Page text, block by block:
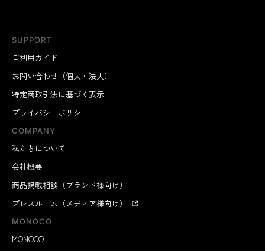
SUPPORT
ご利用ガイド
お問い合わせ（個人・法人）
特定商取引法に基づく表示
プライバシーポリシー
COMPANY
私たちについて
会社概要
商品掲載相談（ブランド様向け）
プレスルーム（メディア様向け）
MONOCO
MONOCO